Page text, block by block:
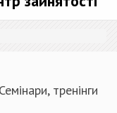
Семінари, тренінги